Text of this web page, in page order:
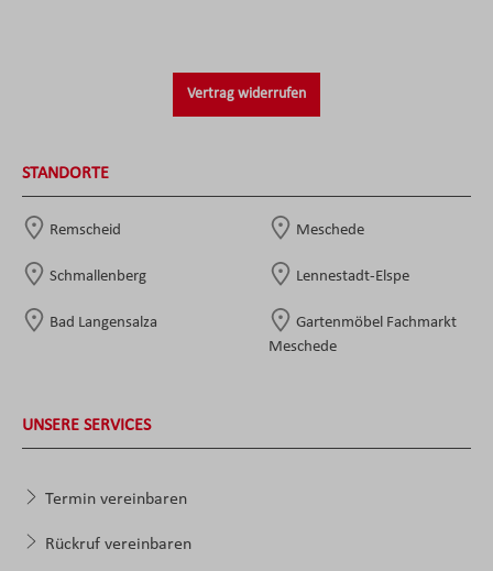
Vertrag widerrufen
STANDORTE
Remscheid Meschede
Schmallenberg Lennestadt-Elspe
Bad Langensalza
Gartenmöbel Fachmarkt
Meschede
UNSERE SERVICES
Termin vereinbaren
Rückruf vereinbaren